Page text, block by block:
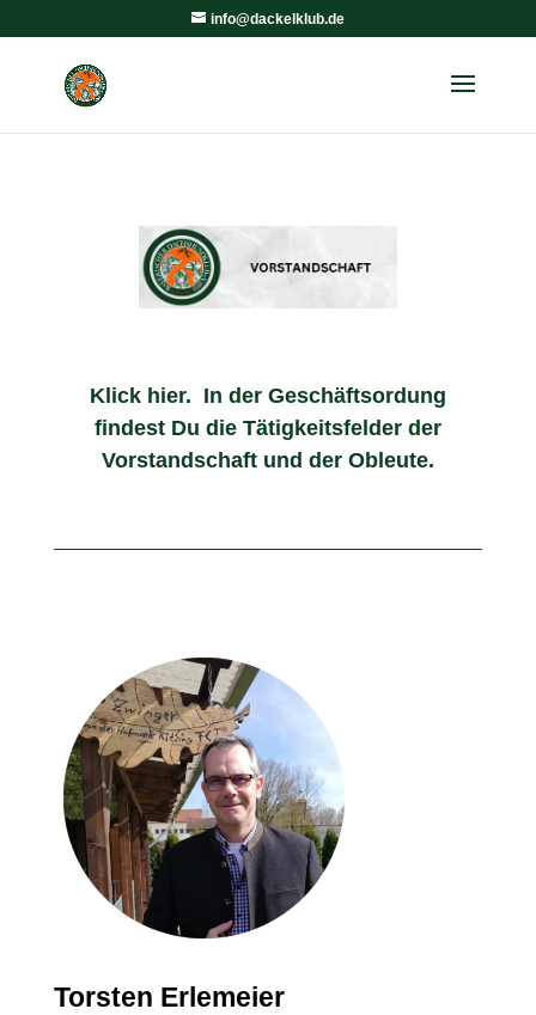
info@dackelklub.de
Klick hier. In der Geschäftsordung
findest Du die Tätigkeitsfelder der
Vorstandschaft und der Obleute.
Torsten Erlemeier